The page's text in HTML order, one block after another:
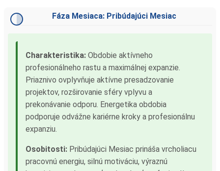
Fáza Mesiaca: Pribúdajúci Mesiac
Charakteristika: Obdobie aktívneho
profesionálneho rastu a maximálnej expanzie.
Priaznivo ovplyvňuje aktívne presadzovanie
projektov, rozširovanie sféry vplyvu a
prekonávanie odporu. Energetika obdobia
podporuje odvážne kariérne kroky a profesionálnu
expanziu.
Osobitosti: Pribúdajúci Mesiac prináša vrcholiacu
pracovnú energiu, silnú motiváciu, výraznú